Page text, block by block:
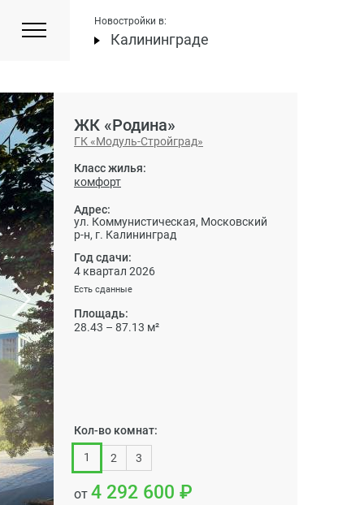
Новостройки в:
Калининграде
ЖК «Родина»
ГК «Модуль-Стройград»
Класс жилья:
комфорт
Адрес:
ул. Коммунистическая, Московский
р-н, г. Калининград
Год сдачи:
4 квартал 2026
Есть сданные
Площадь:
28.43 – 87.13 м²
Кол-во комнат:
1 2 3
от 4 292 600